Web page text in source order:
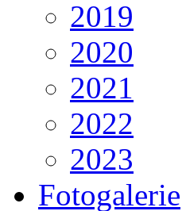
2019
2020
2021
2022
2023
Fotogalerie